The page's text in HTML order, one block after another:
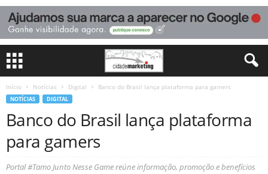
Início Notícias Digital Banco do Brasil lança plataforma para gamers
NOTÍCIAS DIGITAL
Banco do Brasil lança plataforma
para gamers
Portal #Tamo Junto Nesse Game reúne informação, promoção e benefícios